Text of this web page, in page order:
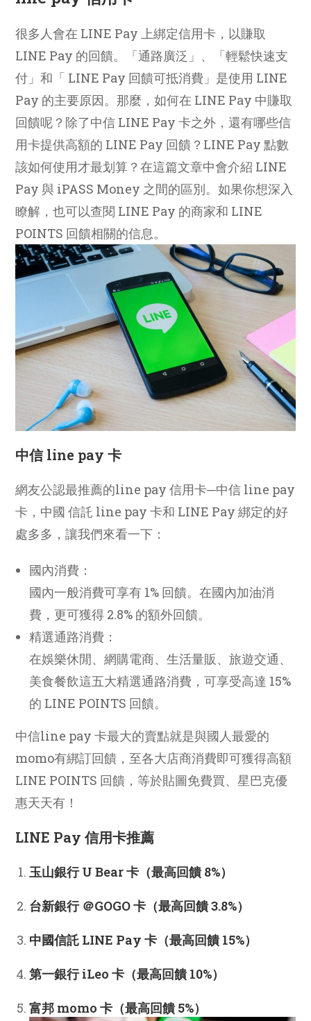
很多人會在 LINE Pay 上綁定信用卡，以賺取
LINE Pay 的回饋。「通路廣泛」、「輕鬆快速支
付」和「 LINE Pay 回饋可抵消費」是使用 LINE
Pay 的主要原因。那麼，如何在 LINE Pay 中賺取
回饋呢？除了中信 LINE Pay 卡之外，還有哪些信
用卡提供高額的 LINE Pay 回饋？LINE Pay 點數
該如何使用才最划算？在這篇文章中會介紹 LINE
Pay 與 iPASS Money 之間的區別。如果你想深入
瞭解，也可以查閱 LINE Pay 的商家和 LINE
POINTS 回饋相關的信息。
中信 line pay 卡
網友公認最推薦的line pay 信用卡─中信 line pay
卡，中國 信託 line pay 卡和 LINE Pay 綁定的好
處多多，讓我們來看一下：
國內消費：
國內一般消費可享有 1% 回饋。在國內加油消
費，更可獲得 2.8% 的額外回饋。
精選通路消費：
在娛樂休閒、網購電商、生活量販、旅遊交通、
美食餐飲這五大精選通路消費，可享受高達 15%
的 LINE POINTS 回饋。
中信line pay 卡最大的賣點就是與國人最愛的
momo有綁訂回饋，至各大店商消費即可獲得高額
LINE POINTS 回饋，等於貼圖免費買、星巴克優
惠天天有！
LINE Pay 信用卡推薦
玉山銀行 U Bear 卡（最高回饋 8%）
台新銀行 ＠GOGO 卡（最高回饋 3.8%）
中國信託 LINE Pay 卡（最高回饋 15%）
第一銀行 iLeo 卡（最高回饋 10%）
富邦 momo 卡（最高回饋 5%）